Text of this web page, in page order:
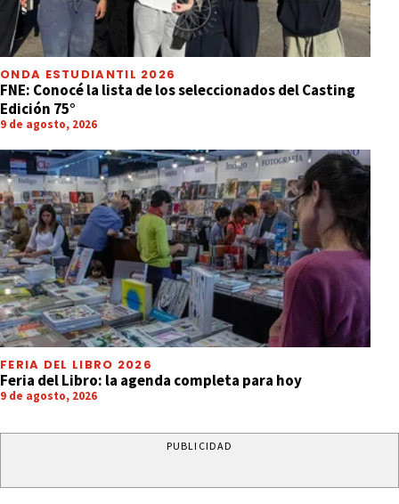
ONDA ESTUDIANTIL 2026
FNE: Conocé la lista de los seleccionados del Casting
Edición 75°
9 de agosto, 2026
FERIA DEL LIBRO 2026
Feria del Libro: la agenda completa para hoy
9 de agosto, 2026
PUBLICIDAD